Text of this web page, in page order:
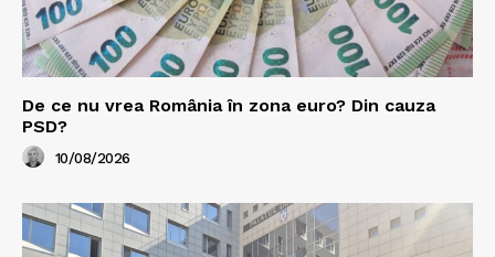
De ce nu vrea România în zona euro? Din cauza
PSD?
10/08/2026